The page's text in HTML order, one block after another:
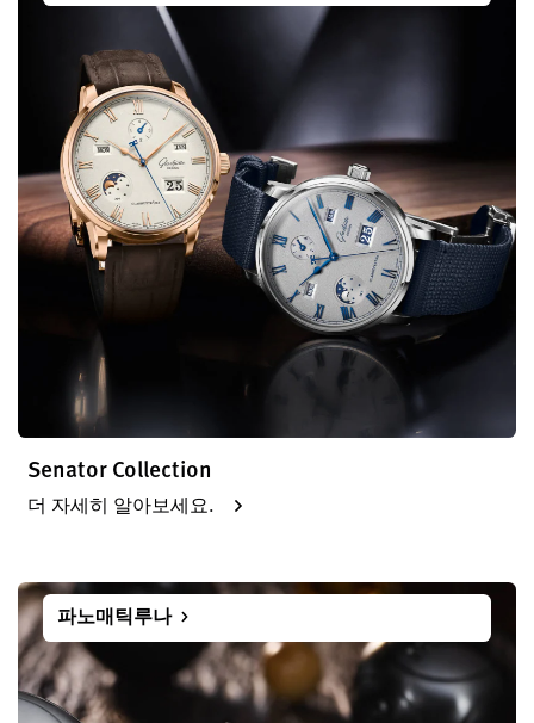
Senator Collection
더 자세히 알아보세요.
파노매틱루나